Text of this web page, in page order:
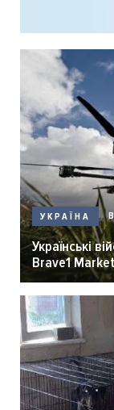
УКРАЇНА
Українські
Brave1